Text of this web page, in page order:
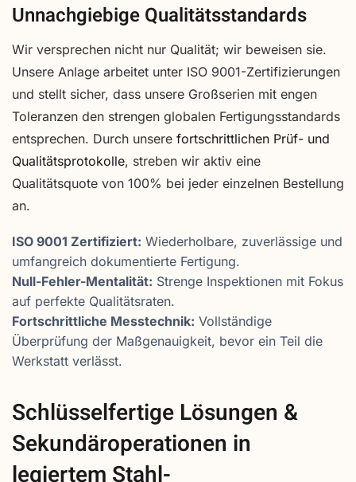
Unnachgiebige Qualitätsstandards
Wir versprechen nicht nur Qualität; wir beweisen sie.
Unsere Anlage arbeitet unter ISO 9001-Zertifizierungen
und stellt sicher, dass unsere Großserien mit engen
Toleranzen den strengen globalen Fertigungsstandards
entsprechen. Durch unsere fortschrittlichen Prüf- und
Qualitätsprotokolle, streben wir aktiv eine
Qualitätsquote von 100% bei jeder einzelnen Bestellung
an.
ISO 9001 Zertifiziert: Wiederholbare, zuverlässige und
umfangreich dokumentierte Fertigung.
Null-Fehler-Mentalität: Strenge Inspektionen mit Fokus
auf perfekte Qualitätsraten.
Fortschrittliche Messtechnik: Vollständige
Überprüfung der Maßgenauigkeit, bevor ein Teil die
Werkstatt verlässt.
Schlüsselfertige Lösungen &
Sekundäroperationen in